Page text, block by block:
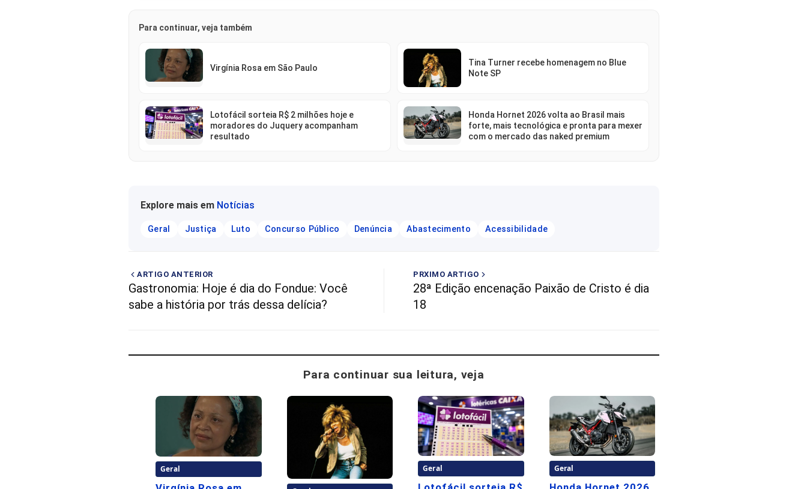
Para continuar, veja também
Virgínia Rosa em São Paulo
Tina Turner recebe homenagem no Blue
Note SP
Lotofácil sorteia R$ 2 milhões hoje e
moradores do Juquery acompanham
resultado
Honda Hornet 2026 volta ao Brasil mais
forte, mais tecnológica e pronta para mexer
com o mercado das naked premium
Explore mais em Notícias
Geral Justiça Luto Concurso Público Denúncia Abastecimento Acessibilidade
ARTIGO ANTERIOR
Gastronomia: Hoje é dia do Fondue: Você
sabe a história por trás dessa delícia?
PRXIMO ARTIGO
28ª Edição encenação Paixão de Cristo é dia
18
Para continuar sua leitura, veja
Geral Geral Geral